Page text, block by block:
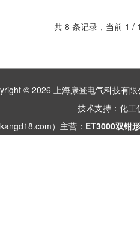
共 8 条记录，当前 1
© 2026 上海康登电气科技有
技术支持： 化工
）主营： ET3000双钳